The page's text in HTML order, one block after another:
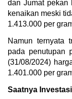
dan Jumat pekan
kenaikan meski
1.413.000 per
Namun ternyata
pada penutupan
(31/08/2024)
1.401.000 per
Saatnya